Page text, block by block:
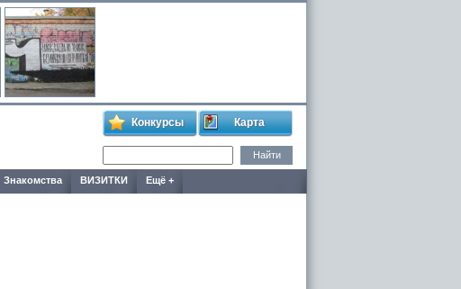
Конкурсы Карта
Знакомства ВИЗИТКИ Ещё +